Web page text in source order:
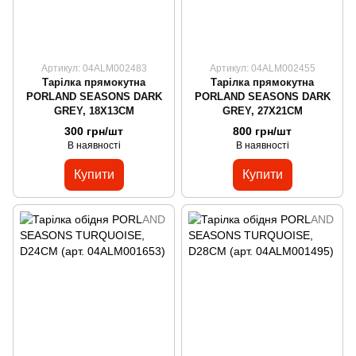
Артикул: 04ALM002483
Тарілка прямокутна
PORLAND SEASONS DARK
GREY, 18X13CM
300 грн/шт
В наявності
Купити
Артикул: 04ALM002455
Тарілка прямокутна
PORLAND SEASONS DARK
GREY, 27X21CM
800 грн/шт
В наявності
Купити